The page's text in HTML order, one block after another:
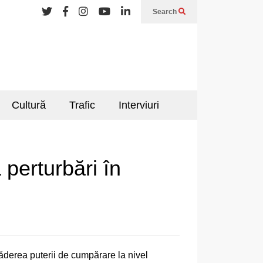
Search
Cultură Trafic Interviuri
perturbări în
puterii de cumpărare la nivel